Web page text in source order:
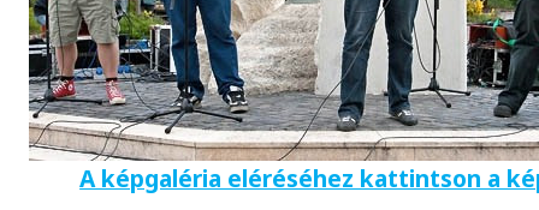
A képgaléria eléréséhez kattintson a